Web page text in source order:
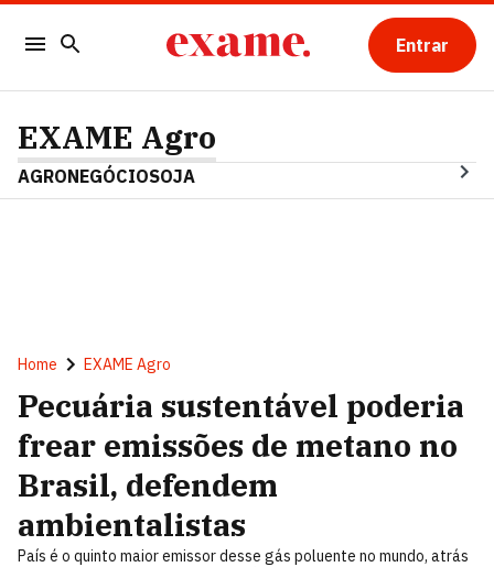
Entrar
EXAME Agro
AGRONEGÓCIOSOJA
Home EXAME Agro
Pecuária sustentável poderia
frear emissões de metano no
Brasil, defendem
ambientalistas
País é o quinto maior emissor desse gás poluente no mundo, atrás